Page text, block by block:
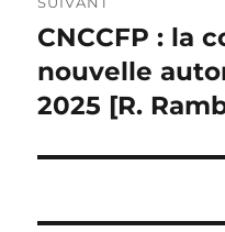
Publication
suivante :
CNCCFP : la
nouvelle
2025 [R.